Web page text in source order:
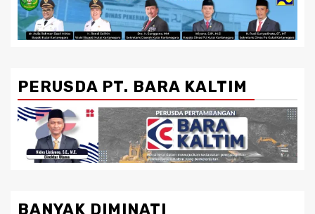
PERUSDA PT. BARA KALTIM
BANYAK DIMINATI